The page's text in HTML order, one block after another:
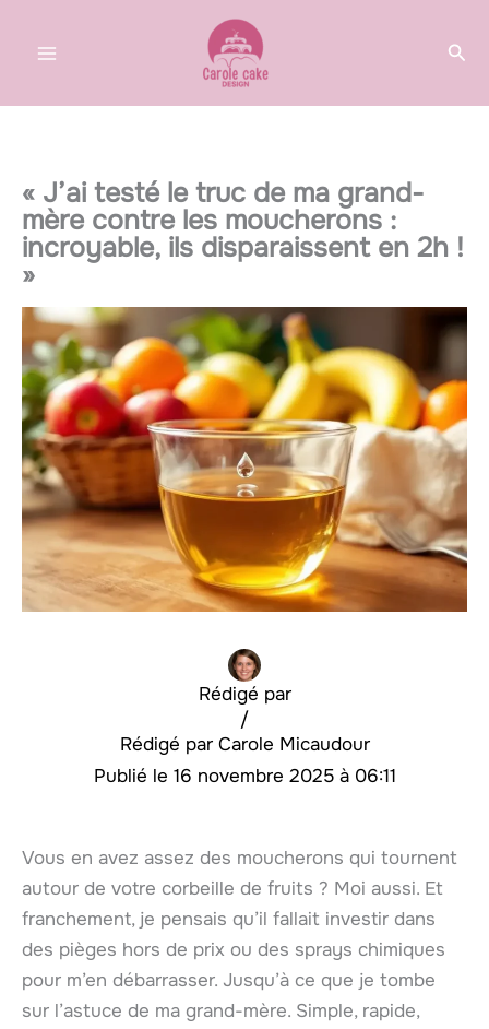
« J’ai testé le truc de ma grand-
mère contre les moucherons :
incroyable, ils disparaissent en 2h !
»
Rédigé par
Carole Micaudour
/
16 novembre 2025 à 06:11
Vous en avez assez des moucherons qui tournent
autour de votre corbeille de fruits ? Moi aussi. Et
franchement, je pensais qu’il fallait investir dans
des pièges hors de prix ou des sprays chimiques
pour m’en débarrasser. Jusqu’à ce que je tombe
sur l’astuce de ma grand-mère. Simple, rapide,